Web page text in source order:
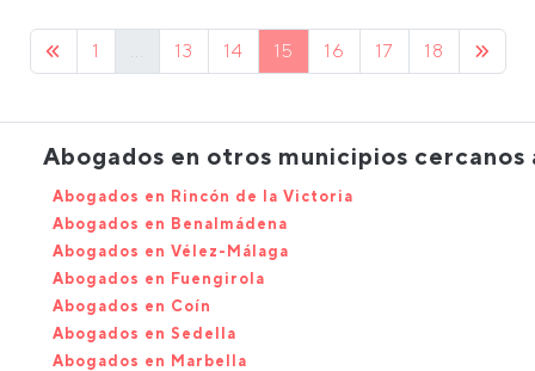
1 ... 13 14 15 16 17 18
Abogados en otros municipios cercanos
Abogados en Rincón de la Victoria
Abogados en Benalmádena
Abogados en Vélez-Málaga
Abogados en Fuengirola
Abogados en Coín
Abogados en Sedella
Abogados en Marbella